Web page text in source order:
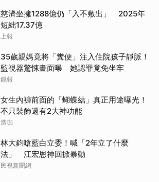
慈濟坐擁1288億仍「入不敷出」 2025年
短絀17.37億
上報
35歲親媽竟將「糞便」注入住院孩子靜脈！
監視器驚悚畫面曝 她認罪竟免坐牢
鏡報
女生內褲前面的「蝴蝶結」真正用途曝光！
不只裝飾還有2大神功能
造咖
林大鈞嗆藍白立委！喊「2年立了什麼
法」 江宏恩神回掀暴動
民視新聞網